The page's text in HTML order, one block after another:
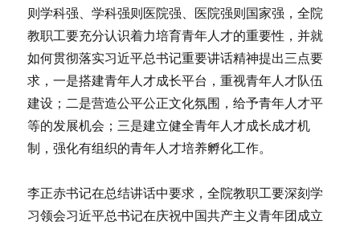
则学科强、学科强则医院强、医院强则国家强，全院
教职工要充分认识着力培育青年人才的重要性，并就
如何贯彻落实习近平总书记重要讲话精神提出三点要
求，一是搭建青年人才成长平台，重视青年人才队伍
建设；二是营造公平公正文化氛围，给予青年人才平
等的发展机会；三是建立健全青年人才成长成才机
制，强化有组织的青年人才培养孵化工作。
李正赤书记在总结讲话中要求，全院教职工要深刻学
习领会习近平总书记在庆祝中国共产主义青年团成立